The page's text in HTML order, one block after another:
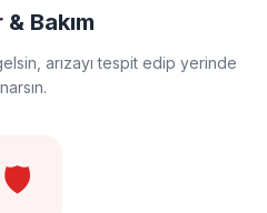
Bakım
arızayı tespit edip yerinde
🛡️